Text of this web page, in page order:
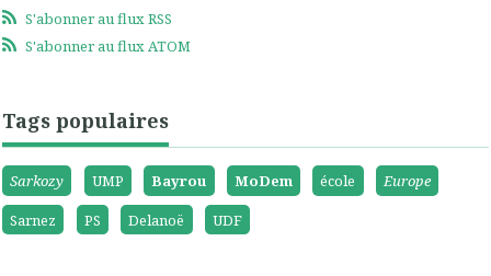
S'abonner au flux RSS
S'abonner au flux ATOM
Tags populaires
Sarkozy UMP Bayrou MoDem école
Europe
Sarnez
PS Delanoë UDF